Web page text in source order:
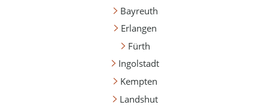
Bayreuth
Erlangen
Fürth
Ingolstadt
Kempten
Landshut